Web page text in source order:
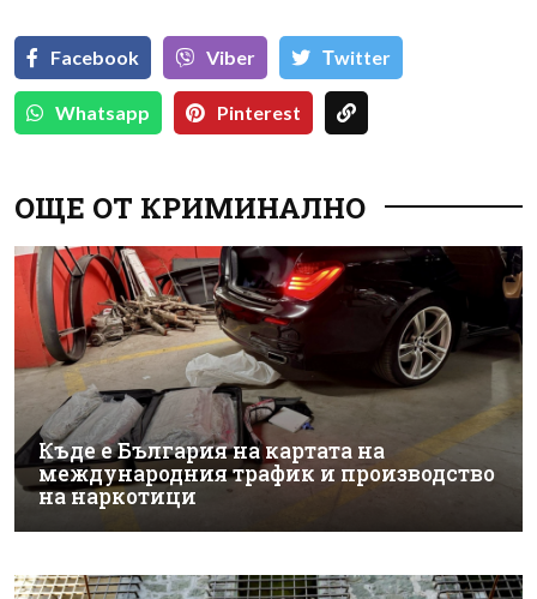
Facebook Viber Тwitter
Whatsapp Pinterest
ОЩЕ ОТ КРИМИНАЛНО
Къде е България на картата на
международния трафик и производство
на наркотици